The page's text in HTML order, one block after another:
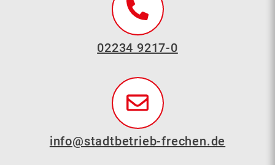
02234 9217-0
info@stadtbetrieb-frechen.de